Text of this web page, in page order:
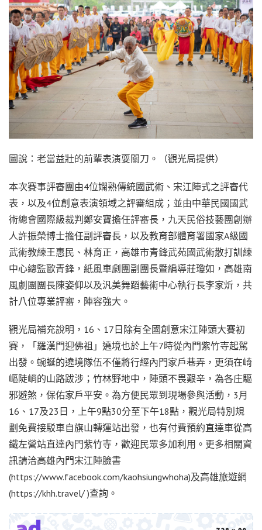
圖說：老當益壯的前輩表演耍關刀。（觀光局提供）
本次賽事評審團由4位嫻熟傳統國武術、宋江陣式之評審代
表，以及4位創意表演領域之評審組成；並由中華民國國武
術總會國際級裁判鄭安寶擔任評審長，九天民俗技藝團創辦
人許振榮博士擔任副評審長，以及教育部體育署國家A級國
武術教練王惠民、林育正，高雄市青鋒武苑國武術散打訓練
中心總監歐青鋒，紙風車劇團副團長暨編導莊瓊如，高雄南
風劇團團長陳姿仰以及汎美舞蹈藝術中心執行長李家炘，共
計八位專業評審，陣容強大。
觀光局補充說明，16、17日除有全國創意宋江陣頭大賽初
賽，「羅漢門迎佛祖」遶境也於上午7時從內門紫竹寺起駕
出發。蜿蜒的遶境隊伍不僅將行經內門家戶巷弄，更須在崎
嶇陡峭的山路跋涉；竹林野地中，陣頭不畏艱辛，為各庄驅
邪避煞，保佑家戶平安。為方便民眾到現場參與活動，3月
16、17及23日，上午9點30分至下午18點，觀光局特別規
劃免費接駁車自旗山轉運站出發，也有付費預約直達車從高
鐵左營站直達內門紫竹寺，歡迎民眾多加利用。更多相關資
訊請洽高雄內門宋江陣臉書
(https://www.facebook.com/kaohsiungwhoha)及高雄旅遊網
(https://khh.travel/ )查詢。